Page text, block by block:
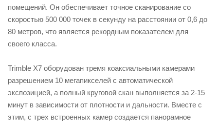
помещений. Он обеспечивает точное сканирование со
скоростью 500 000 точек в секунду на расстоянии от 0,6 до
80 метров, что является рекордным показателем для
своего класса.
Trimble X7 оборудован тремя коаксиальными камерами
разрешением 10 мегапикселей с автоматической
экспозицией, а полный круговой скан выполняется за 2-15
минут в зависимости от плотности и дальности. Вместе с
этим, с трех встроенных камер создается панорамное